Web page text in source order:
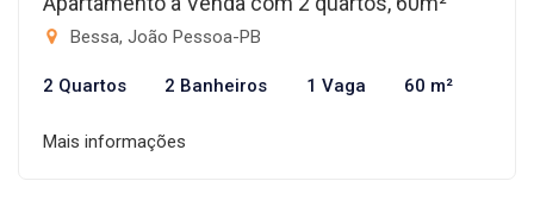
Bessa, João Pessoa-PB
2 Quartos 2 Banheiros 1 Vaga 60 m²
Mais informações